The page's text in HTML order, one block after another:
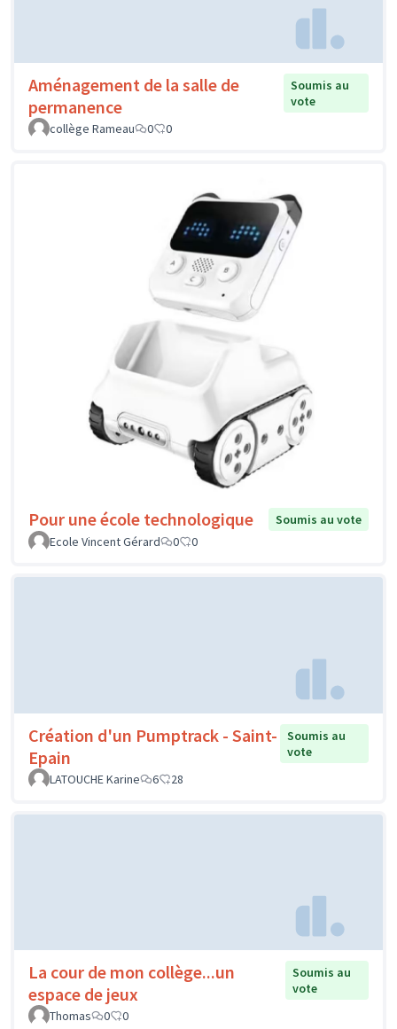
Aménagement de la salle de
permanence
Soumis au
vote
collège Rameau
0 0
Pour une école technologique
Soumis au vote
Ecole Vincent Gérard
0 0
Création d'un Pumptrack - Saint-
Epain
Soumis au
vote
LATOUCHE Karine
6 28
La cour de mon collège...un
espace de jeux
Soumis au
vote
Thomas
0 0